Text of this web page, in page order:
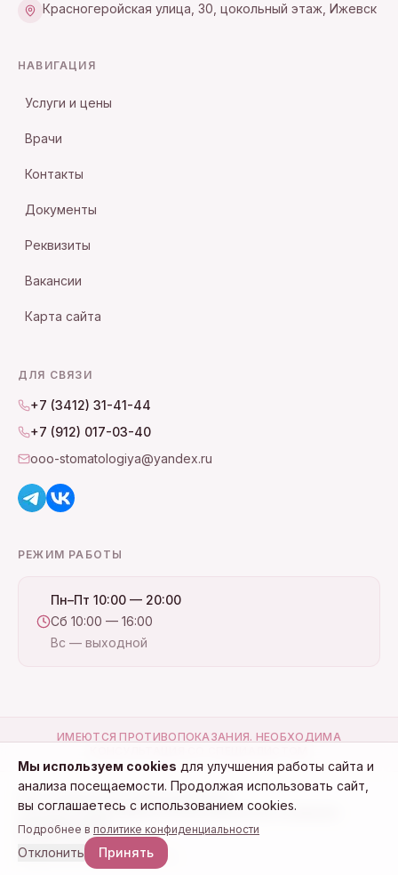
Красногеройская улица, 30, цокольный этаж, Ижевск
НАВИГАЦИЯ
Услуги и цены
Врачи
Контакты
Документы
Реквизиты
Вакансии
Карта сайта
ДЛЯ СВЯЗИ
+7 (3412) 31-41-44
+7 (912) 017-03-40
ooo-stomatologiya@yandex.ru
РЕЖИМ РАБОТЫ
Пн–Пт 10:00 — 20:00
Сб 10:00 — 16:00
Вс — выходной
ИМЕЮТСЯ ПРОТИВОПОКАЗАНИЯ. НЕОБХОДИМА
ООО "Стоматология на Красногеройской"
Политика конфиденциальностиПользовательское соглашение
Настройки cookie
Стоматология Opal
Разработка сайта — Турчин Н.В.
Мы используем cookies для улучшения работы сайта и
анализа посещаемости. Продолжая использовать сайт,
вы соглашаетесь с использованием cookies.
Подробнее в политике конфиденциальности
Отклонить Принять